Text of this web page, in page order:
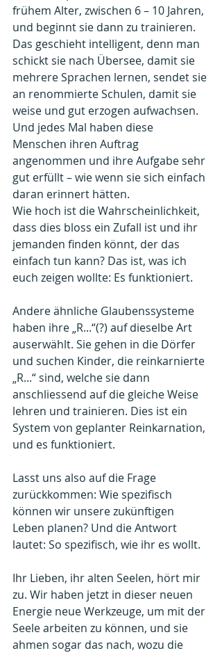
frühem Alter, zwischen 6 – 10 Jahren,
und beginnt sie dann zu trainieren.
Das geschieht intelligent, denn man
schickt sie nach Übersee, damit sie
mehrere Sprachen lernen, sendet sie
an renommierte Schulen, damit sie
weise und gut erzogen aufwachsen.
Und jedes Mal haben diese
Menschen ihren Auftrag
angenommen und ihre Aufgabe sehr
gut erfüllt – wie wenn sie sich einfach
daran erinnert hätten.
Wie hoch ist die Wahrscheinlichkeit,
dass dies bloss ein Zufall ist und ihr
jemanden finden könnt, der das
einfach tun kann? Das ist, was ich
euch zeigen wollte: Es funktioniert.
Andere ähnliche Glaubenssysteme
haben ihre „R...“(?) auf dieselbe Art
auserwählt. Sie gehen in die Dörfer
und suchen Kinder, die reinkarnierte
„R...“ sind, welche sie dann
anschliessend auf die gleiche Weise
lehren und trainieren. Dies ist ein
System von geplanter Reinkarnation,
und es funktioniert.
Lasst uns also auf die Frage
zurückkommen: Wie spezifisch
können wir unsere zukünftigen
Leben planen? Und die Antwort
lautet: So spezifisch, wie ihr es wollt.
Ihr Lieben, ihr alten Seelen, hört mir
zu. Wir haben jetzt in dieser neuen
Energie neue Werkzeuge, um mit der
Seele arbeiten zu können, und sie
ahmen sogar das nach, wozu die